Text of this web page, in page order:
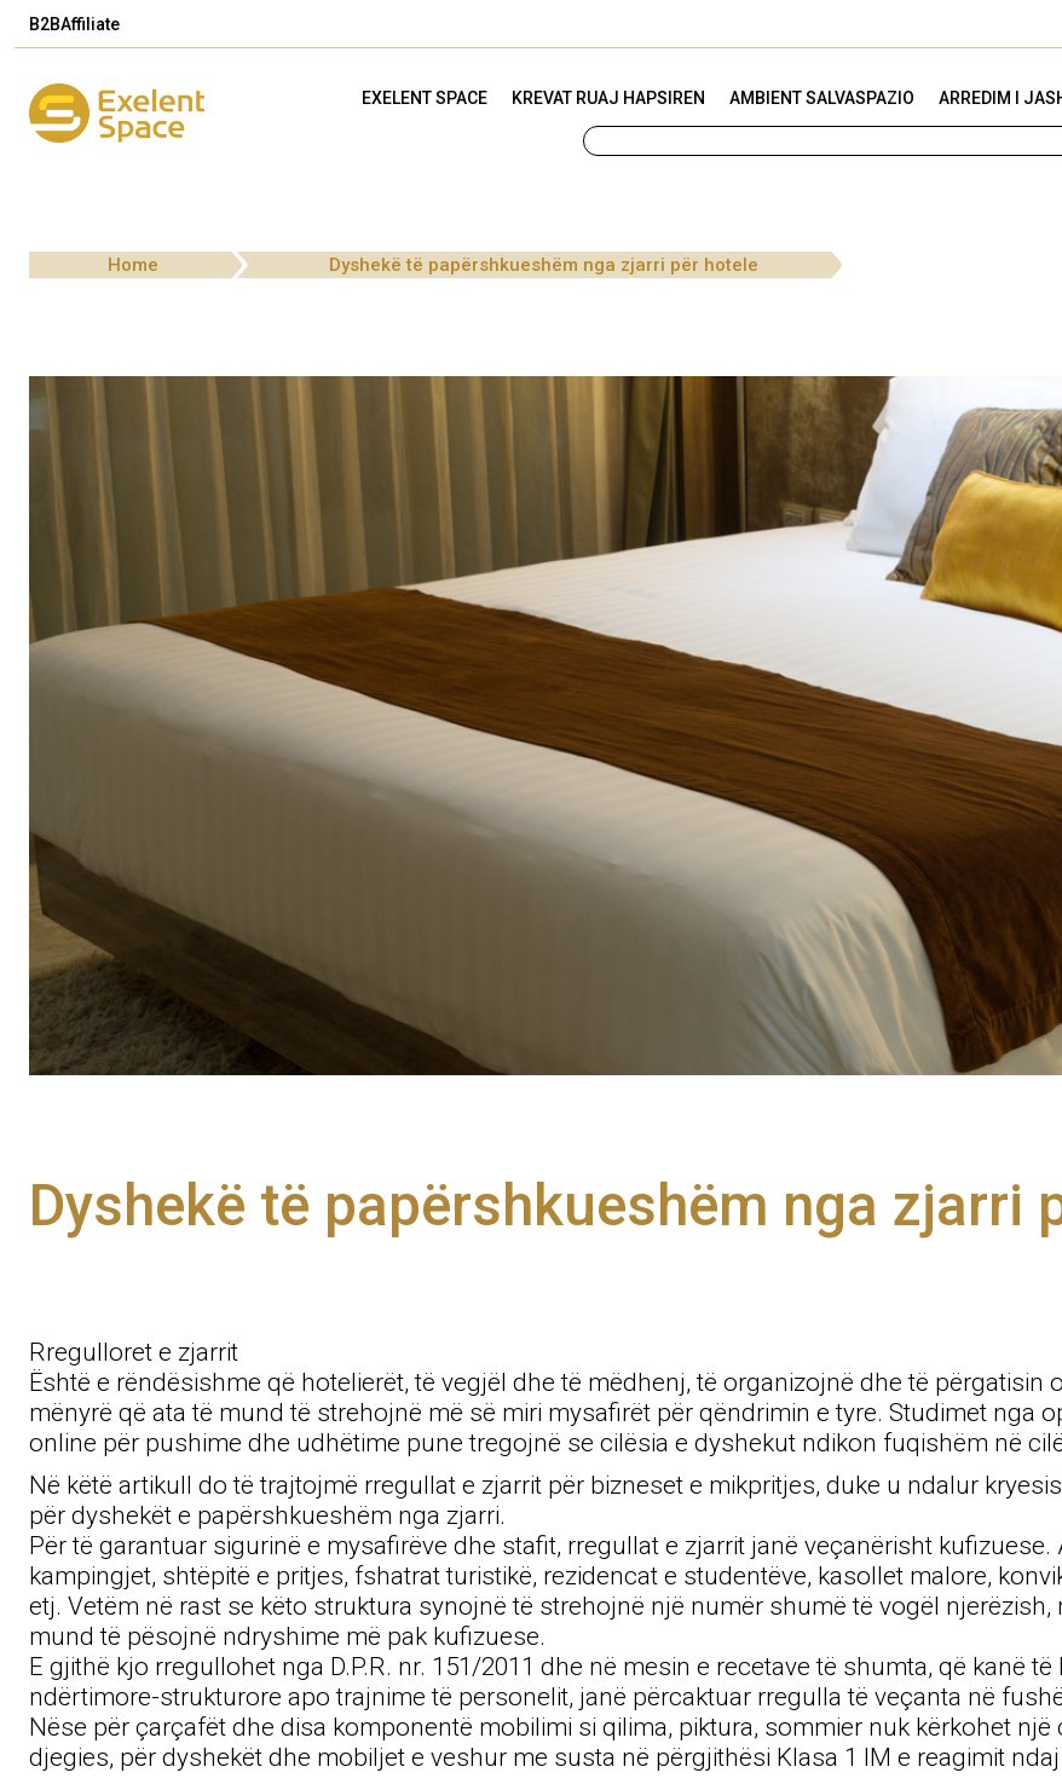
B2BAffiliate
EXELENT SPACE KREVAT RUAJ HAPSIREN AMBIENT SALVASPAZIO ARREDIM I
Home Dyshekë të papërshkueshëm nga zjarri për hotele
Dyshekë të papërshkueshëm nga zjarri
Rregulloret e zjarrit
Është e rëndësishme që hotelierët, të vegjël dhe të mëdhenj, të organizojnë dhe të përgatisin
mënyrë që ata të mund të strehojnë më së miri mysafirët për qëndrimin e tyre. Studimet nga
online për pushime dhe udhëtime pune tregojnë se cilësia e dyshekut ndikon fuqishëm në
Në këtë artikull do të trajtojmë rregullat e zjarrit për bizneset e mikpritjes, duke u ndalur
për dyshekët e papërshkueshëm nga zjarri.
Për të garantuar sigurinë e mysafirëve dhe stafit, rregullat e zjarrit janë veçanërisht
kampingjet, shtëpitë e pritjes, fshatrat turistikë, rezidencat e studentëve, kasollet malore,
etj. Vetëm në rast se këto struktura synojnë të strehojnë një numër shumë të vogël
mund të pësojnë ndryshime më pak kufizuese.
E gjithë kjo rregullohet nga D.P.R. nr. 151/2011 dhe në mesin e recetave të shumta, që kanë
ndërtimore-strukturore apo trajnime të personelit, janë përcaktuar rregulla të veçanta në
Nëse për çarçafët dhe disa komponentë mobilimi si qilima, piktura, sommier nuk kërkohet
djegies, për dyshekët dhe mobiljet e veshur me susta në përgjithësi Klasa 1 IM e reagimit